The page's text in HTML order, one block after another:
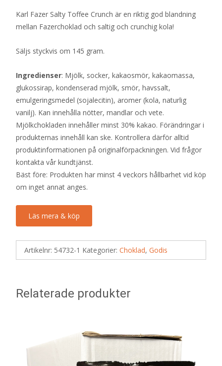
Karl Fazer Salty Toffee Crunch är en riktig god blandning
mellan Fazerchoklad och saltig och crunchig kola!
Säljs styckvis om 145 gram.
Ingredienser: Mjölk, socker, kakaosmör, kakaomassa,
glukossirap, kondenserad mjölk, smör, havssalt,
emulgeringsmedel (sojalecitin), aromer (kola, naturlig
vanilj). Kan innehålla nötter, mandlar och vete.
Mjölkchokladen innehåller minst 30% kakao. Förändringar i
produkternas innehåll kan ske. Kontrollera därför alltid
produktinformationen på originalförpackningen. Vid frågor
kontakta vår kundtjänst.
Bäst före: Produkten har minst 4 veckors hållbarhet vid köp
om inget annat anges.
Läs mera & köp
Artikelnr: 54732-1 Kategorier: Choklad, Godis
Relaterade produkter